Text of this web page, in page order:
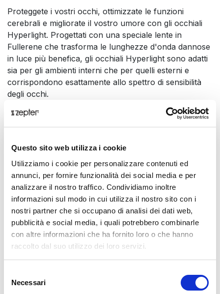
Questo sito web utilizza i cookie
Utilizziamo i cookie per personalizzare contenuti ed
annunci, per fornire funzionalità dei social media e per
analizzare il nostro traffico. Condividiamo inoltre
informazioni sul modo in cui utilizza il nostro sito con i
nostri partner che si occupano di analisi dei dati web,
pubblicità e social media, i quali potrebbero combinarle
con altre informazioni che ha fornito loro o che hanno
raccolto dal suo utilizzo dei loro servizi.
delNecessari
Proteggete i vostri occhi, ottimizzate le funzioni
cerebrali e migliorate il vostro umore con gli occhiali
Hyperlight. Progettati con una speciale lente in
Fullerene che trasforma le lunghezze d'onda dannose
in luce più benefica, gli occhiali Hyperlight sono adatti
sia per gli ambienti interni che per quelli esterni e
corrispondono esattamente allo spettro di sensibilità
degli occhi.
Presentazione
Grazie all'evoluzione, ci siamo adattati alla luce solare diffusa,
che ci mantiene costantemente in stato di allerta, sempre in modalità
di lotta o fuga, e in uno stato di stress permanente.
Abbiamo sviluppato un metodo per trasformare questi tipi di luce in
una fonte più benefica per il nostro organismo. Basandoci sulla nostra
tecnologia brevettata e sui primi studi scientifici pilota, possiamo
consigliare di indossare gli occhiali Hyperlight in sostituzione degli
occhiali da sole, per bloccare i raggi UV e la luce blu altamente
energetica del sole, oltre che per un possibile effetto rilassante, per
migliorare i processi decisionali e per proteggersi dalla dannosa luce